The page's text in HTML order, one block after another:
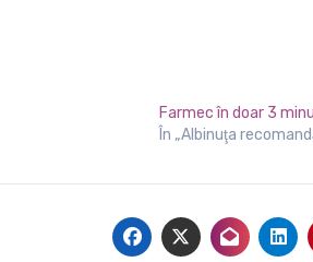
Farmec în doar 3
În „Albinuţa